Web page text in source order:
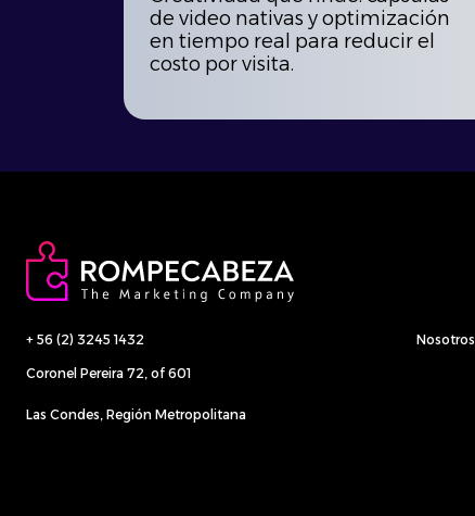
de video nativas y optimización
en tiempo real para reducir el
costo por visita.
Nosotros
+ 56 (2) 3245 1432
Coronel Pereira 72, of 601
Las Condes, Región Metropolitana